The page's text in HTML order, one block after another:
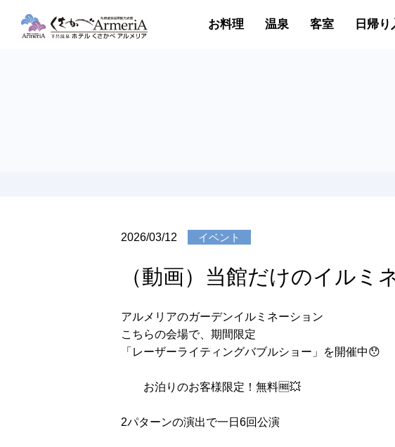
お料理 温泉 客室 日帰り
2026/03/12 イベント
（動画）当館だけのイルミ
アルメリアのガーデンイルミネーション
こちらの会場で、期間限定
「レーザーライティングバブルショー」を開催中😯
お泊りのお客様限定！無料🆓💥
2パターンの演出で一日6回公演